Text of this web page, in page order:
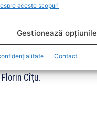
aceste scopuri
Gestionează opțiunile
Contact
la final,
că mi se
cel care a
ascendent în
măsură
Cîțu.